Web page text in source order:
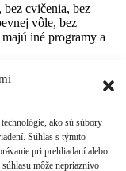
ako sú súbory
Súhlas s týmito
pri prehliadaní alebo
môže nepriaznivo
cvičenia, bez
vôle, bez
iné programy a